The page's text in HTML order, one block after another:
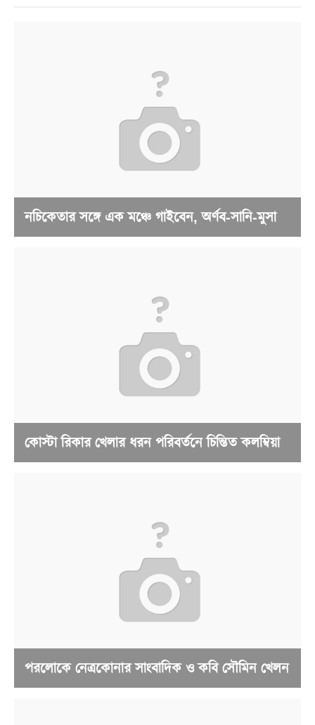
নচিকেতার সঙ্গে এক মঞ্চে গাইবেন, অর্ণব-সানি-মুসা
কোস্টা রিকার খেলার ধরন পরিবর্তনে চিন্তিত কলম্বিয়া
পরলোকে নেত্রকোনার সাংবাদিক ও কবি সৌমিন খেলন